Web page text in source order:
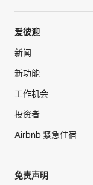
爱彼迎
新闻
新功能
工作机会
投资者
Airbnb 紧急住宿
免责声明